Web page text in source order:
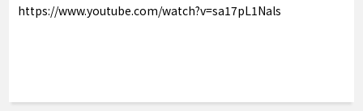
https://www.youtube.com/watch?v=sa17pL1Nals